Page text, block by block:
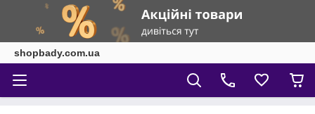
shopbady.com.ua